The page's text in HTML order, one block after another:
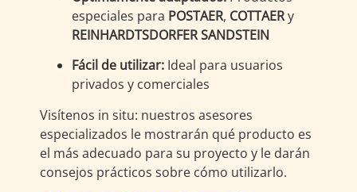
especiales para POSTAER, COTTAERy
REINHARDTSDORFER SANDSTEIN
Fácil de utilizar: Ideal para usuarios
privados y comerciales
Visítenos in situ: nuestros asesores
especializados le mostrarán qué producto es
el más adecuado para su proyecto y le darán
consejos prácticos sobre cómo utilizarlo.